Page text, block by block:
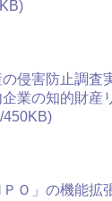
の侵害防止調査
業の知的財産
450KB)
ＰＯ」の機能拡